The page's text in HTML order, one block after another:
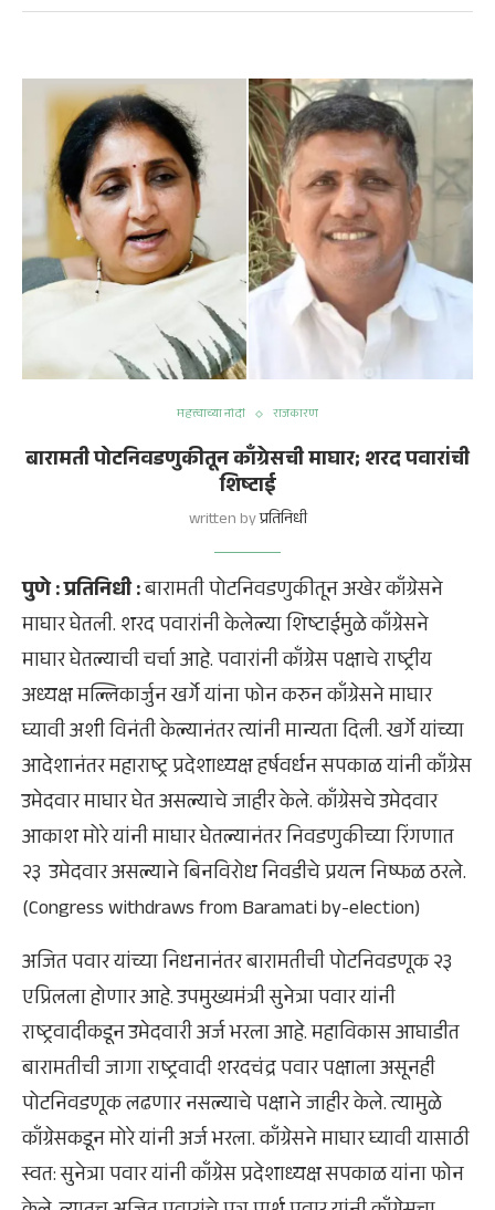
महत्त्वाच्या नोंदी राजकारण
बारामती पोटनिवडणुकीतून काँग्रेसची माघार; शरद पवारांची
शिष्टाई
written byप्रतिनिधी
पुणे : प्रतिनिधी :बारामती पोटनिवडणुकीतून अखेर काँग्रेसने
माघार घेतली. शरद पवारांनी केलेल्या शिष्टाईमुळे काँग्रेसने
माघार घेतल्याची चर्चा आहे. पवारांनी काँग्रेस पक्षाचे राष्ट्रीय
अध्यक्ष मल्लिकार्जुन खर्गे यांना फोन करुन काँग्रेसने माघार
घ्यावी अशी विनंती केल्यानंतर त्यांनी मान्यता दिली. खर्गे यांच्या
आदेशानंतर महाराष्ट्र प्रदेशाध्यक्ष हर्षवर्धन सपकाळ यांनी काँग्रेस
उमेदवार माघार घेत असल्याचे जाहीर केले. काँग्रेसचे उमेदवार
आकाश मोरे यांनी माघार घेतल्यानंतर निवडणुकीच्या रिंगणात
२३ उमेदवार असल्याने बिनविरोध निवडीचे प्रयत्न निष्फळ ठरले.
(Congress withdraws from Baramati by-election)
अजित पवार यांच्या निधनानंतर बारामतीची पोटनिवडणूक २३
एप्रिलला होणार आहे. उपमुख्यमंत्री सुनेत्रा पवार यांनी
राष्ट्रवादीकडून उमेदवारी अर्ज भरला आहे. महाविकास आघाडीत
बारामतीची जागा राष्ट्रवादी शरदचंद्र पवार पक्षाला असूनही
पोटनिवडणूक लढणार नसल्याचे पक्षाने जाहीर केले. त्यामुळे
काँग्रेसकडून मोरे यांनी अर्ज भरला. काँग्रेसने माघार घ्यावी यासाठी
स्वत: सुनेत्रा पवार यांनी काँग्रेस प्रदेशाध्यक्ष सपकाळ यांना फोन